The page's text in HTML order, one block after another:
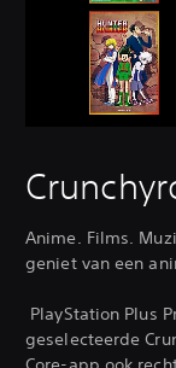
Anime. Films.
geniet van een
PlayStation Plus
geselecteerde